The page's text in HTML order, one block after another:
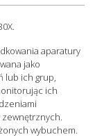
aparatury
jako
lub ich grup,
ich
zewnętrznych.
wybuchem.